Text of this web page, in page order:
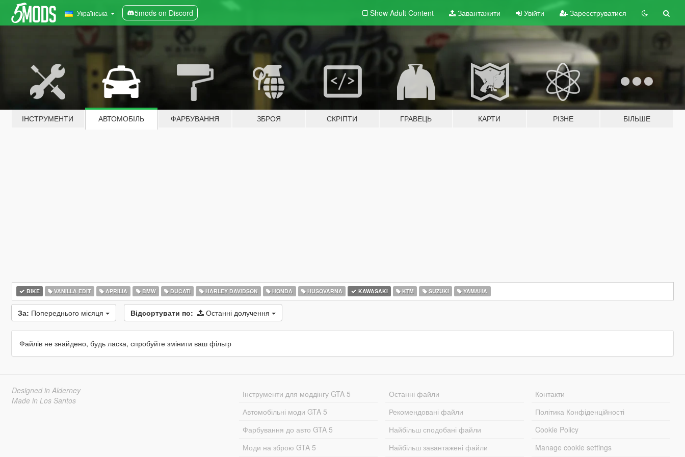
Українська 5mods on Discord Show Adult Content Завантажити Увійти Зареєструватися
ІНСТРУМЕНТИ АВТОМОБІЛЬ ФАРБУВАННЯ ЗБРОЯ СКРІПТИ ГРАВЕЦЬ КАРТИ РІЗНЕ БІЛЬШЕ
BIKE VANILLA EDIT APRILIA BMW DUCATI HARLEY DAVIDSON HONDA HUSQVARNA KAWASAKI KTM SUZUKI YAMAHA
За: Попереднього місяця Відсортувати по: Останні долучення
Файлів не знайдено, будь ласка, спробуйте змінити ваш фільтр
Designed in Alderney
Made in Los Santos
Інструменти для моддінгу GTA 5
Автомобільні моди GTA 5
Фарбування до авто GTA 5
Моди на зброю GTA 5
Останні файли
Рекомендовані файли
Найбільш сподобані файли
Найбільш завантажені файли
Контакти
Політика Конфіденційності
Cookie Policy
Manage cookie settings